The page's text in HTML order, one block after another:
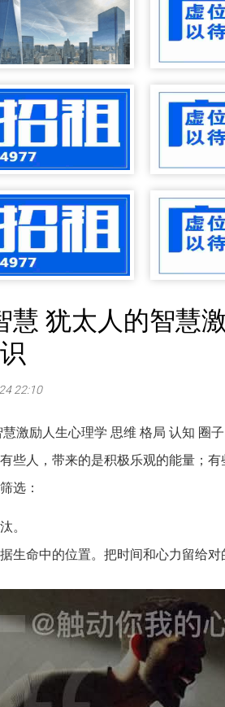
慧 犹太人的智慧
22:10
激励人生心理学 思维 格局 认知 圈
些人，带来的是积极乐观的能量；
选：
。
生命中的位置。把时间和心力留给对